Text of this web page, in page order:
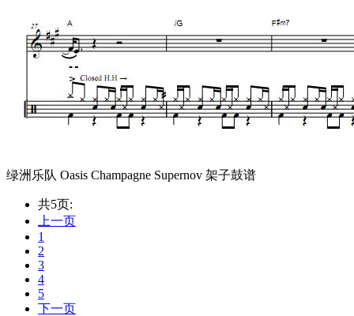
绿洲乐队 Oasis Champagne Supernov 架子鼓谱
共5页:
上一页
1
2
3
4
5
下一页